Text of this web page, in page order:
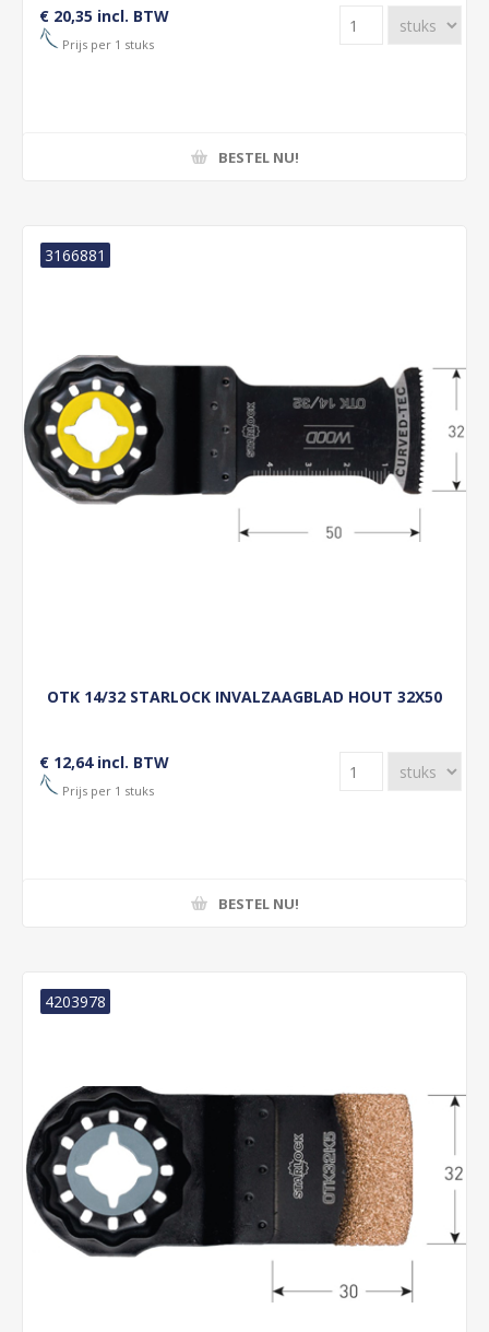
€ 20,35 incl. BTW
Prijs per 1 stuks
BESTEL NU!
OTK 14/32 STARLOCK INVALZAAGBLAD HOUT 32X50
3166881
€ 12,64 incl. BTW
Prijs per 1 stuks
BESTEL NU!
4203978